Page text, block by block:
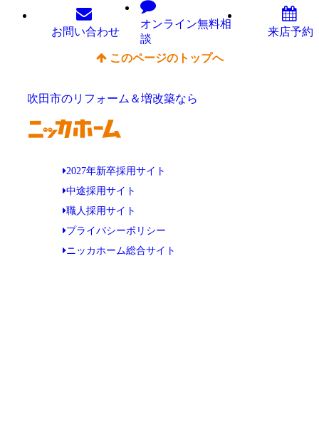
お問い合わせ
オンライン無料相
談
来店予約
このページのトップへ
吹田市のリフォーム＆増改築なら
2027年新卒採用サイト
中途採用サイト
職人採用サイト
プライバシーポリシー
ニッカホーム総合サイト